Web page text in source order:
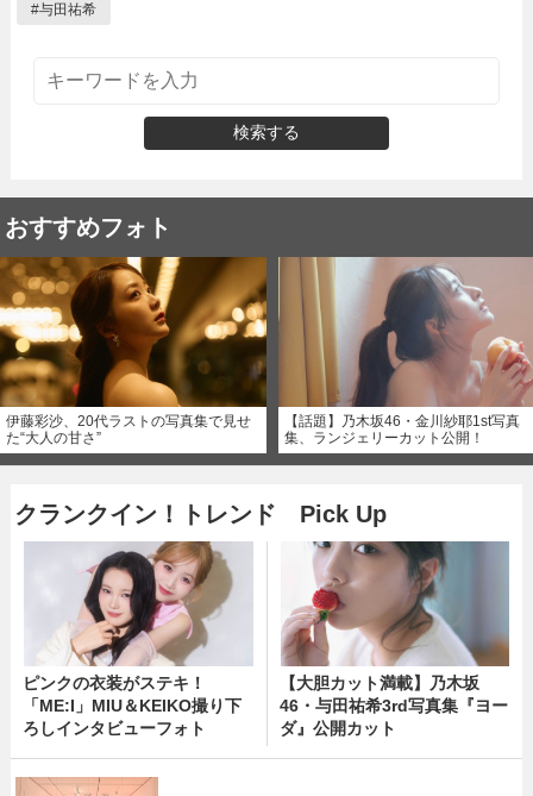
#与田祐希
検索する
おすすめフォト
伊藤彩沙、20代ラストの写真集で見せ
た“大人の甘さ”
【話題】乃木坂46・金川紗耶1st写真
集、ランジェリーカット公開！
クランクイン！トレンド Pick Up
ピンクの衣装がステキ！
「ME:I」MIU＆KEIKO撮り下
ろしインタビューフォト
【大胆カット満載】乃木坂
46・与田祐希3rd写真集『ヨー
ダ』公開カット